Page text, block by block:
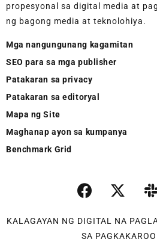
propesyonal sa digital media at
ng bagong media at teknolohiya.
Mga nangungunang kagamitan
SEO para sa mga publisher
Patakaran sa privacy
Patakaran sa editoryal
Mapa ng Site
Maghanap ayon sa kumpanya
Benchmark Grid
KALAGAYAN NG DIGITAL NA
SA